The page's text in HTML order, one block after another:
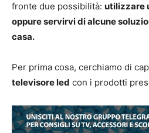
fronte due possibilità: utilizzare
oppure servirvi di alcune
casa.
Per prima cosa, cerchiamo di
televisore led con i prodotti